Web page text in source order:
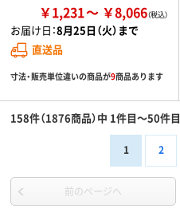
￥1,231 ￥8,066
お届け日：8月25日（火）まで
直送品
寸法・販売単位違いの商品が9商品あります
158件（1876商品）中 1件目～50件目
1 2
前のページへ